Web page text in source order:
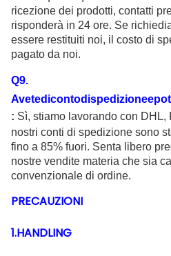
ricezione dei prodotti, contatti
risponderà in 24 ore. Se
essere restituiti noi, il costo di
pagato da noi.
Q9.
: Sì, stiamo lavorando con DHL,
nostri conti di spedizione sono
fino a 85% fuori. Senta libero
nostre vendite materia che sia
convenzionale di ordine.
PRECAUZIONI
1.HANDLING